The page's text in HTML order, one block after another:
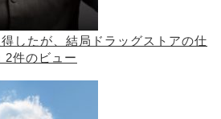
したが、結局ドラッグストアの仕
2件のビュー